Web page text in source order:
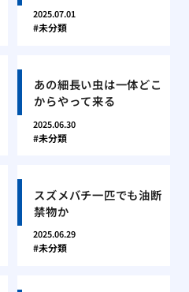
2025.07.01
未分類
あの細長い虫は一体どこ
からやって来る
2025.06.30
未分類
スズメバチ一匹でも油断
禁物か
2025.06.29
未分類